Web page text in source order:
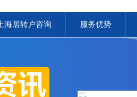
上海居转户咨询 服务优势